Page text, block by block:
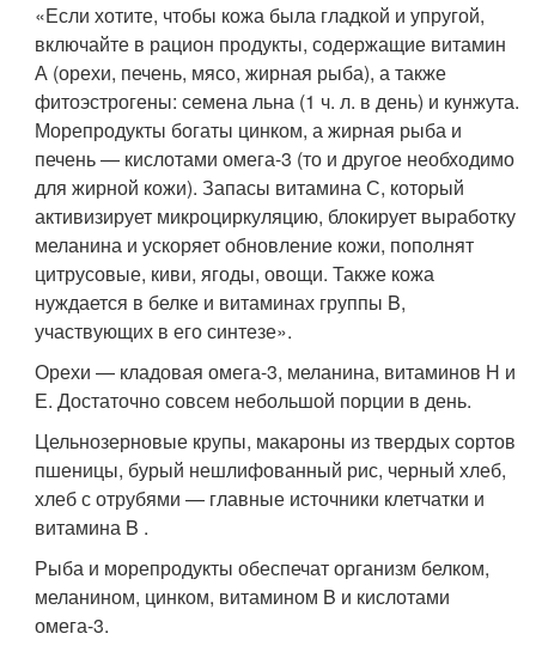
«Если хотите, чтобы кожа была гладкой и упругой,
включайте в рацион продукты, содержащие витамин
А (орехи, печень, мясо, жирная рыба), а также
фитоэстрогены: семена льна (1 ч. л. в день) и кунжута.
Морепродукты богаты цинком, а жирная рыба и
печень — кислотами омега-3 (то и другое необходимо
для жирной кожи). Запасы витамина С, который
активизирует микроциркуляцию, блокирует выработку
меланина и ускоряет обновление кожи, пополнят
цитрусовые, киви, ягоды, овощи. Также кожа
нуждается в белке и витаминах группы B,
участвующих в его синтезе».
Орехи — кладовая омега-3, меланина, витаминов Н и
Е. Достаточно совсем небольшой порции в день.
Цельнозерновые крупы, макароны из твердых сортов
пшеницы, бурый нешлифованный рис, черный хлеб,
хлеб с отрубями — главные источники клетчатки и
витамина B .
Рыба и морепродукты обеспечат организм белком,
меланином, цинком, витамином B и кислотами
омега-3.